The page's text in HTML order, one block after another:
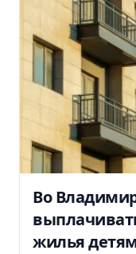
Во
жилья